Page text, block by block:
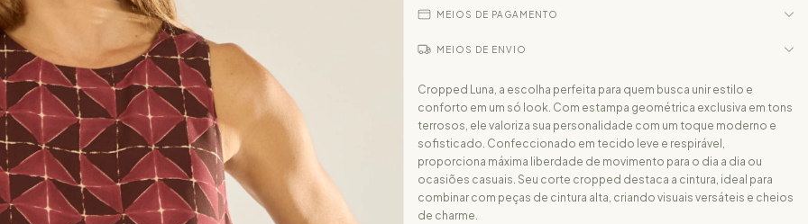
MEIOS DE PAGAMENTO
MEIOS DE ENVIO
Cropped Luna, a escolha perfeita para quem busca unir estilo e
conforto em um só look. Com estampa geométrica exclusiva em tons
terrosos, ele valoriza sua personalidade com um toque moderno e
sofisticado. Confeccionado em tecido leve e respirável,
proporciona máxima liberdade de movimento para o dia a dia ou
ocasiões casuais. Seu corte cropped destaca a cintura, ideal para
combinar com peças de cintura alta, criando visuais versáteis e cheios
de charme.